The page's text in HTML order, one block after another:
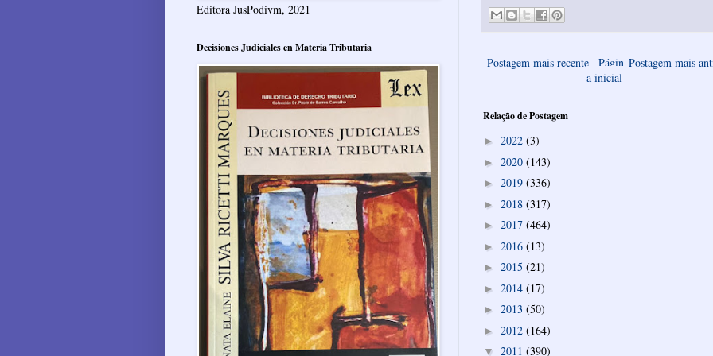
Postagem mais recente Postagem mais
Págin
a inicial
Relação de Postagem
► 2022 (3)
► 2020 (143)
► 2019 (336)
► 2018 (317)
► 2017 (464)
► 2016 (13)
► 2015 (21)
► 2014 (17)
► 2013 (50)
► 2012 (164)
▼ 2011 (390)
Editora JusPodivm, 2021
Decisiones Judiciales en Materia Tributaria